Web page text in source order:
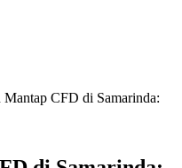
CFD di Samarinda: